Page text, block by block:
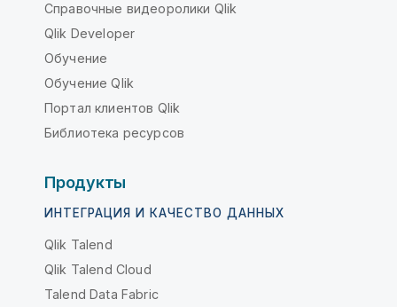
Справочные видеоролики Qlik
Qlik Developer
Обучение
Обучение Qlik
Портал клиентов Qlik
Библиотека ресурсов
Продукты
ИНТЕГРАЦИЯ И КАЧЕСТВО ДАННЫХ
Qlik Talend
Qlik Talend Cloud
Talend Data Fabric